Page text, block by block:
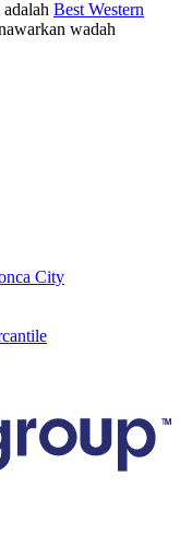
Best Western
wadah
City